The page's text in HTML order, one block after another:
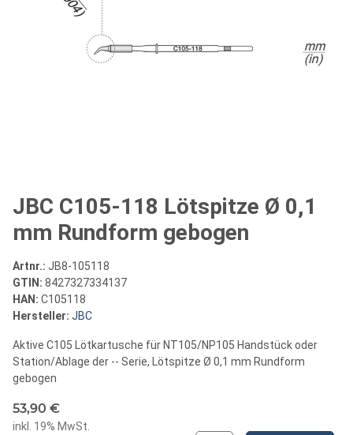
JBC C105-118 Lötspitze Ø 0,1
mm Rundform gebogen
Artnr.: JB8-105118
GTIN: 8427327334137
HAN: C105118
Hersteller: JBC
Aktive C105 Lötkartusche für NT105/NP105 Handstück oder
Station/Ablage der -- Serie, Lötspitze Ø 0,1 mm Rundform
gebogen
53,90 €
inkl. 19% MwSt.